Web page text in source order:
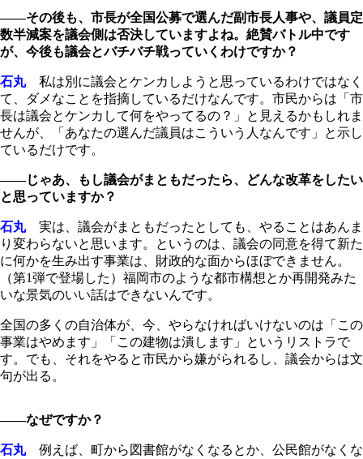
――その後も、市長が全国公募で選んだ副市長人事や、議員定
数半減案を議会側は否決していますよね。絶賛バトル中です
が、今後も議会とバチバチ戦っていくわけですか？
石丸私は別に議会とケンカしようと思っているわけではなく
て、ダメなことを指摘しているだけなんです。市民からは「市
長は議会とケンカして何をやってるの？」と見えるかもしれま
せんが、「あなたの選んだ議員はこういう人なんです」と示し
ているだけです。
――じゃあ、もし議会がまともだったら、どんな改革をしたい
と思っていますか？
石丸実は、議会がまともだったとしても、やることはあんま
り変わらないと思います。というのは、議会の同意を得て新た
に何かを生み出す事業は、財政的な面からほぼできません。
（第1弾で登場した）福岡市のような都市構想とか再開発みた
いな景気のいい話はできないんです。
全国の多くの自治体が、今、やらなければいけないのは「この
事業はやめます」「この建物は潰します」というリストラで
す。でも、それをやると市民から嫌がられるし、議会からは文
句が出る。
――なぜですか？
石丸例えば、町から図書館がなくなるとか、公民館がなくな